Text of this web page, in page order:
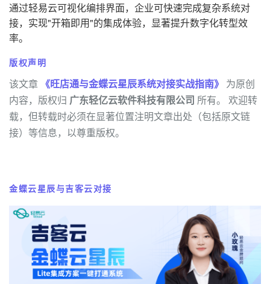
通过轻易云可视化编排界面，企业可快速完成复杂系统对
接，实现"开箱即用"的集成体验，显著提升数字化转型效
率。
版权声明
该文章 《旺店通与金蝶云星辰系统对接实战指南》 为原创
内容，版权归 广东轻亿云软件科技有限公司 所有。 欢迎转
载，但转载时必须在显著位置注明文章出处（包括原文链
接）等信息，以尊重版权。
金蝶云星辰与吉客云对接